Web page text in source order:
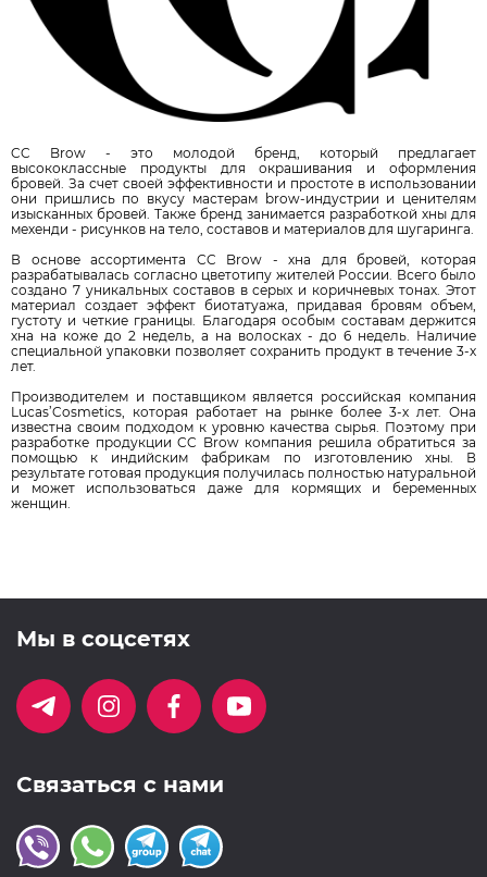
CC Brow - это молодой бренд, который предлагает
высококлассные продукты для окрашивания и оформления
бровей. За счет своей эффективности и простоте в использовании
они пришлись по вкусу мастерам brow-индустрии и ценителям
изысканных бровей. Также бренд занимается разработкой хны для
мехенди - рисунков на тело, составов и материалов для шугаринга.
В основе ассортимента CC Brow - хна для бровей, которая
разрабатывалась согласно цветотипу жителей России. Всего было
создано 7 уникальных составов в серых и коричневых тонах. Этот
материал создает эффект биотатуажа, придавая бровям объем,
густоту и четкие границы. Благодаря особым составам держится
хна на коже до 2 недель, а на волосках - до 6 недель. Наличие
специальной упаковки позволяет сохранить продукт в течение 3-х
лет.
Производителем и поставщиком является российская компания
Lucas’Cosmetics, которая работает на рынке более 3-х лет. Она
известна своим подходом к уровню качества сырья. Поэтому при
разработке продукции CC Brow компания решила обратиться за
помощью к индийским фабрикам по изготовлению хны. В
результате готовая продукция получилась полностью натуральной
и может использоваться даже для кормящих и беременных
женщин.
Мы в соцсетях
Связаться с нами